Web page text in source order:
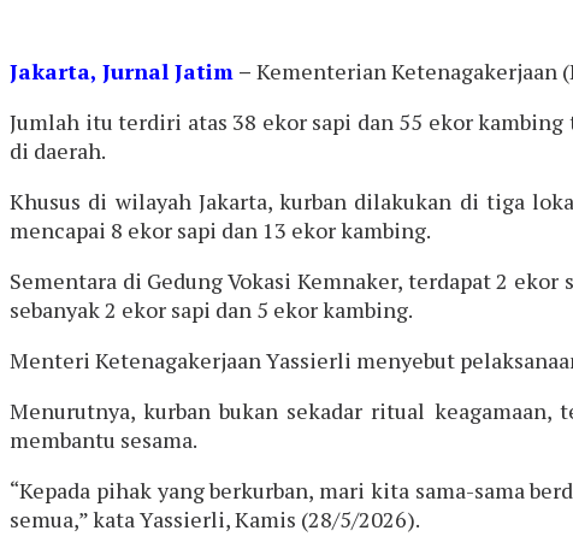
Jakarta, Jurnal Jatim – Kementerian Ketenagakerjaan
Jumlah itu terdiri atas 38 ekor sapi dan 55 ekor
di daerah.
Khusus di wilayah Jakarta, kurban dilakukan di tiga
mencapai 8 ekor sapi dan 13 ekor kambing.
Sementara di Gedung Vokasi Kemnaker, terdapat 2
sebanyak 2 ekor sapi dan 5 ekor kambing.
Menteri Ketenagakerjaan Yassierli menyebut
Menurutnya, kurban bukan sekadar ritual
membantu sesama.
“Kepada pihak yang berkurban, mari kita sama-sama
semua,” kata Yassierli, Kamis (28/5/2026).